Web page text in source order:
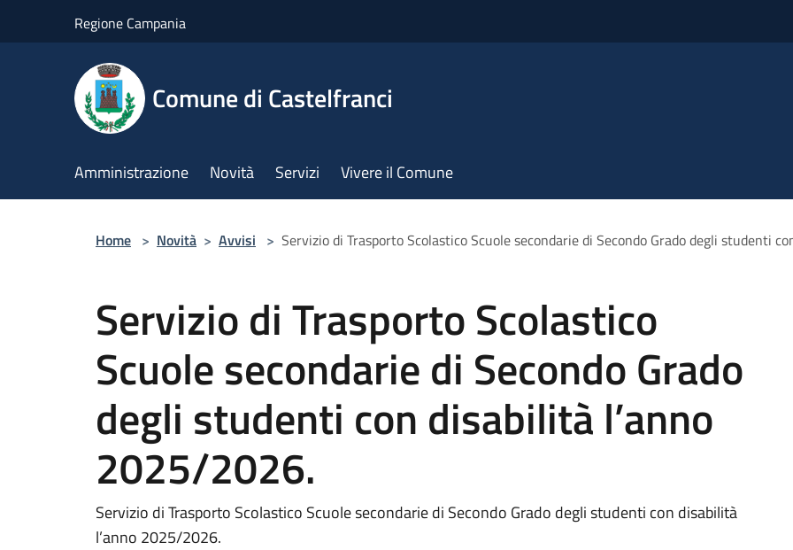
Regione Campania
Comune di Castelfranci
Amministrazione Novità Servizi Vivere il Comune
Home > Novità > Avvisi > Servizio di Trasporto Scolastico Scuole secondarie di Secondo Grado degli studenti
Servizio di Trasporto Scolastico
Scuole secondarie di Secondo Grado
degli studenti con disabilità l’anno
2025/2026.
Servizio di Trasporto Scolastico Scuole secondarie di Secondo Grado degli studenti con disabilità
l’anno 2025/2026.